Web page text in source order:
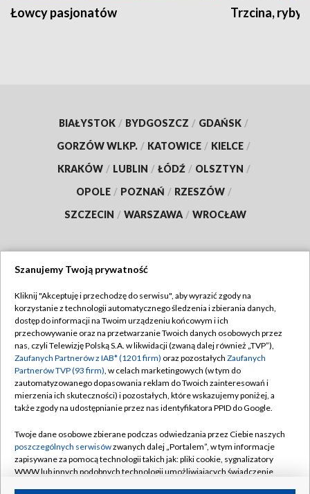
Łowcy pasjonatów Trzcina, ryby
BIAŁYSTOK / BYDGOSZCZ / GDAŃSK /
GORZÓW WLKP. / KATOWICE / KIELCE /
KRAKÓW / LUBLIN / ŁÓDŹ / OLSZTYN /
OPOLE / POZNAŃ / RZESZÓW /
SZCZECIN / WARSZAWA / WROCŁAW
TVP
Abonament TVP
Emisja w TVP
Centrum informacji TVP
Naziemna Telewizja Cyfrowa
Rada Programowa
System NOS
Informacje o nadawcy
Regulamin TVP
Polityka prywatności
Moje zgody
Pomoc
Kontakt
Szanujemy Twoją prywatność
Kliknij "Akceptuję i przechodzę do serwisu", aby wyrazić zgody na
korzystanie z technologii automatycznego śledzenia i zbierania danych,
dostęp do informacji na Twoim urządzeniu końcowym i ich
przechowywanie oraz na przetwarzanie Twoich danych osobowych przez
nas, czyli Telewizję Polską S.A. w likwidacji (zwaną dalej również „TVP”),
Zaufanych Partnerów z IAB* (1201 firm) oraz pozostałych Zaufanych
Partnerów TVP (93 firm), w celach marketingowych (w tym do
zautomatyzowanego dopasowania reklam do Twoich zainteresowań i
mierzenia ich skuteczności) i pozostałych, które wskazujemy poniżej, a
także zgody na udostępnianie przez nas identyfikatora PPID do Google.
Twoje dane osobowe zbierane podczas odwiedzania przez Ciebie naszych
poszczególnych serwisówzwanych dalej „Portalem”, w tym informacje
zapisywane za pomocą technologii takich jak: pliki cookie, sygnalizatory
WWW lub innych podobnych technologii umożliwiających świadczenie